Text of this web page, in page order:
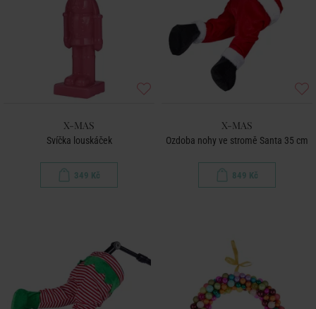
X-MAS
Svíčka louskáček
349 Kč
X-MAS
Ozdoba nohy ve stromě Santa 35 cm
849 Kč